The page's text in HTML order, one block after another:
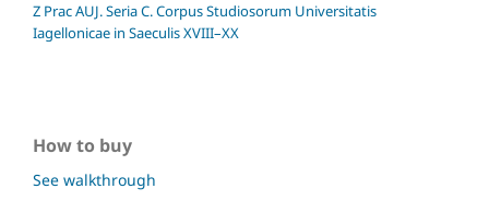
Z Prac AUJ. Seria C. Corpus Studiosorum Universitatis
Iagellonicae in Saeculis XVIII–XX
How to buy
See walkthrough